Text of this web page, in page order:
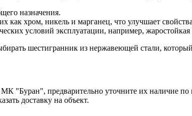
назначения.
как хром, никель и марганец, что улучшает
условий эксплуатации, например,
шестигранник из нержавеющей стали,
"Буран", предварительно уточните их наличие
доставку на объект.